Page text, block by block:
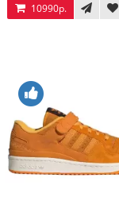
10990р.